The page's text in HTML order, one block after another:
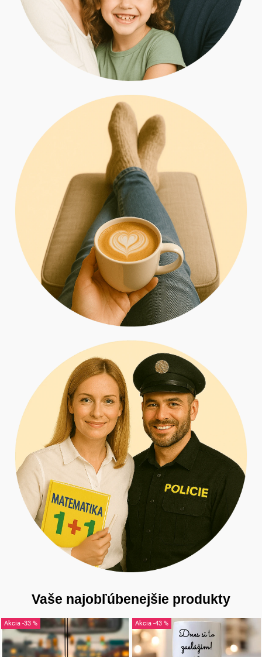
Vaše najobľúbenejšie produkty
-33 % -43 %